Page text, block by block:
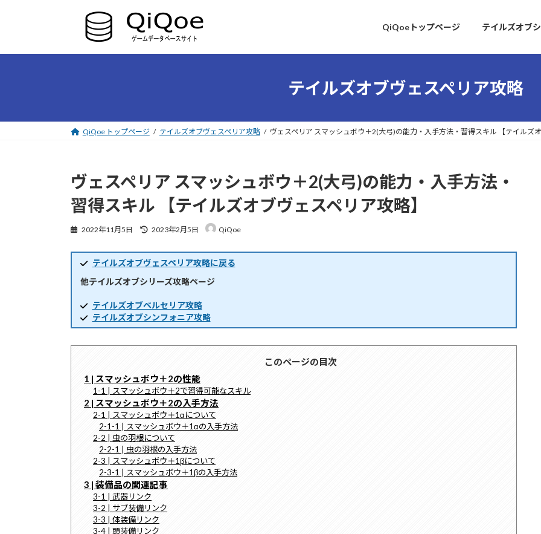
ツ
シ
QiQoeトップページ テイルズオブ
テイルズオブヴェスペリア攻略
QiQoe トップページ テイルズオブヴェスペリア攻略 ヴェスペリア スマッシュボウ＋2(大弓)の能力・入手方法・習得スキル 【テイルズオ
ヴェスペリア スマッシュボウ＋2(大弓)の能力・入手方法・
習得スキル 【テイルズオブヴェスペリア攻略】
2022年11月5日
最
新
日
時
2023年2月5日 QiQoe
テイルズオブヴェスペリア攻略に戻る
他テイルズオブシリーズ攻略ページ
テイルズオブベルセリア攻略
テイルズオブシンフォニア攻略
このページの目次
1 | スマッシュボウ＋2の性能
1-1 | スマッシュボウ＋2で習得可能なスキル
2 | スマッシュボウ＋2の入手方法
2-1 | スマッシュボウ＋1αについて
2-1-1 | スマッシュボウ＋1αの入手方法
2-2 | 虫の羽根について
2-2-1 | 虫の羽根の入手方法
2-3 | スマッシュボウ＋1βについて
2-3-1 | スマッシュボウ＋1βの入手方法
3 | 装備品の関連記事
3-1 | 武器リンク
3-2 | サブ装備リンク
3-3 | 体装備リンク
3-4 | 頭装備リンク